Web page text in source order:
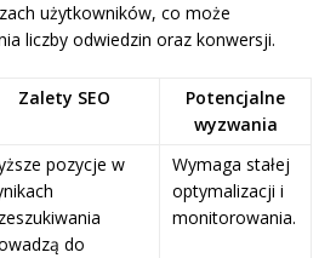
użytkowników, co może
liczby odwiedzin oraz konwersji.
Zalety SEO
Potencjalne
wyzwania
pozycje w
do
Wymaga stałej
optymalizacji i
monitorowania.